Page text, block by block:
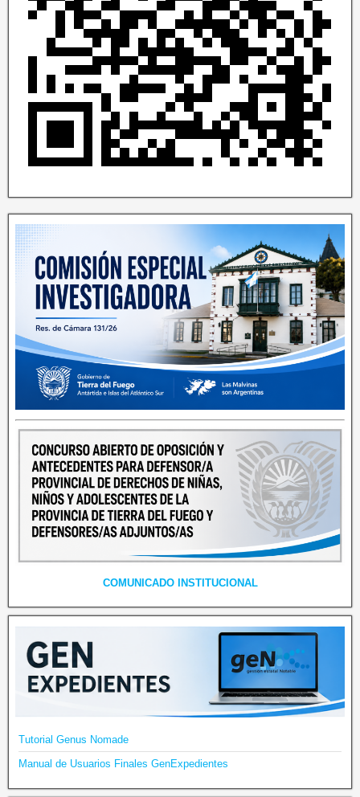
COMUNICADO INSTITUCIONAL
Tutorial Genus Nomade
Manual de Usuarios Finales GenExpedientes